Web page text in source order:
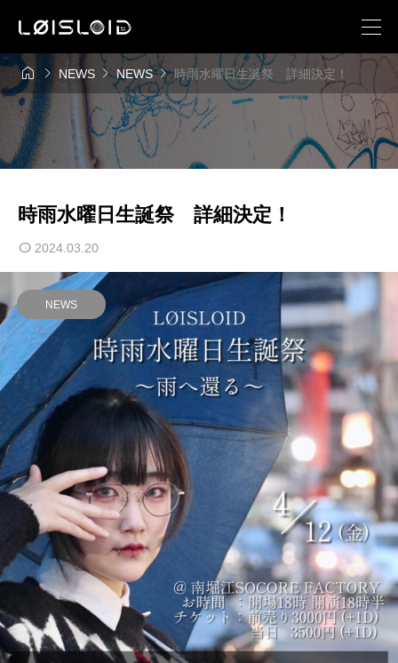
  NEWS NEWS時雨水曜日生誕祭 詳細決定！
時雨水曜日生誕祭 詳細決定！
2024.03.20
NEWS